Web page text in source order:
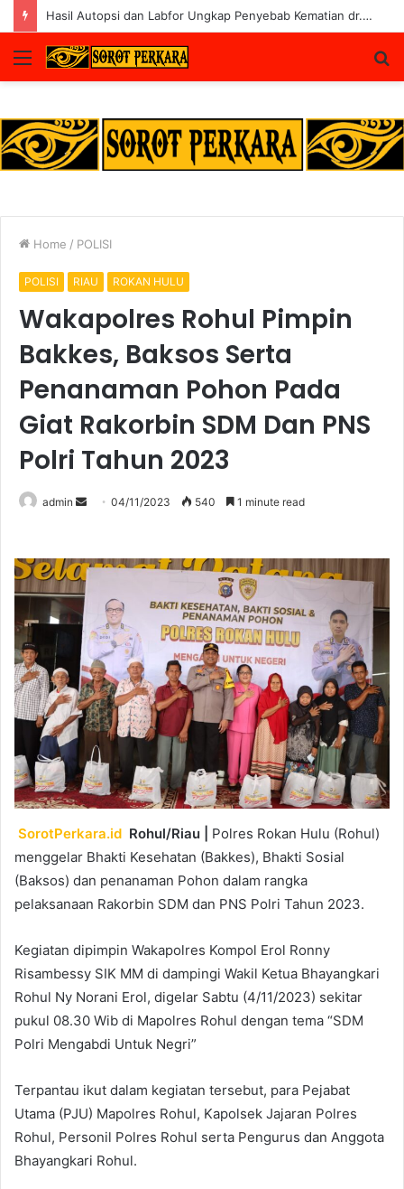
Hasil Autopsi dan Labfor Ungkap Penyebab Kematian dr. Alex di Siak
Menu
Home / POLISI
POLISI RIAU ROKAN HULU
Wakapolres Rohul Pimpin
Bakkes, Baksos Serta
Penanaman Pohon Pada
Giat Rakorbin SDM Dan PNS
Polri Tahun 2023
admin
Send04/11/2023 540 1 minute read
SorotPerkara.id Rohul/Riau | Polres Rokan Hulu (Rohul)
menggelar Bhakti Kesehatan (Bakkes), Bhakti Sosial
(Baksos) dan penanaman Pohon dalam rangka
pelaksanaan Rakorbin SDM dan PNS Polri Tahun 2023.
Kegiatan dipimpin Wakapolres Kompol Erol Ronny
Risambessy SIK MM di dampingi Wakil Ketua Bhayangkari
Rohul Ny Norani Erol, digelar Sabtu (4/11/2023) sekitar
pukul 08.30 Wib di Mapolres Rohul dengan tema “SDM
Polri Mengabdi Untuk Negri”
Terpantau ikut dalam kegiatan tersebut, para Pejabat
Utama (PJU) Mapolres Rohul, Kapolsek Jajaran Polres
Rohul, Personil Polres Rohul serta Pengurus dan Anggota
Bhayangkari Rohul.